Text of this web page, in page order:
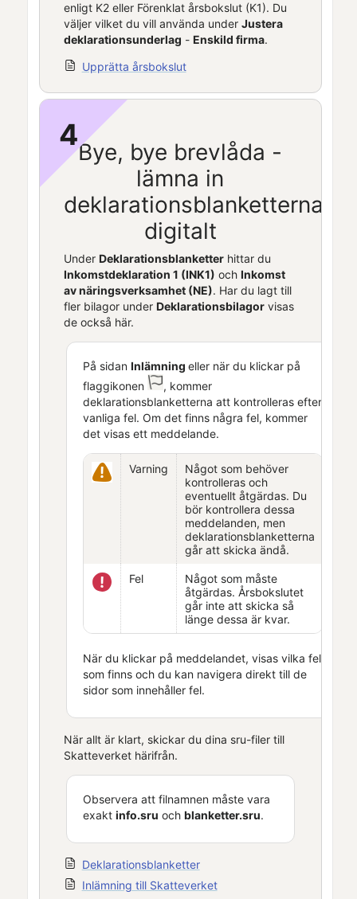
enligt K2 eller Förenklat årsbokslut(K1). Du
väljer vilket du vill använda under Justera
deklarationsunderlag - Enskild firma.
Upprätta årsbokslut
4Bye, bye brevlåda -
lämna in
deklarationsblanketterna
digitalt
Under Deklarationsblanketterhittar du
Inkomstdeklaration 1 (INK1) och Inkomst
av näringsverksamhet (NE). Har du lagt till
fler bilagor under Deklarationsbilagorvisas
de också här.
På sidan Inlämning eller när du klickar på
flaggikonen
, kommer
deklarationsblanketterna att kontrolleras efter
vanliga fel. Om det finns några fel, kommer
det visas ett meddelande.
Varning
Något som behöver
kontrolleras och
eventuellt åtgärdas. Du
bör kontrollera dessa
meddelanden, men
deklarationsblanketterna
går att skicka ändå.
Fel
Något som måste
åtgärdas. Årsbokslutet
går inte att skicka så
länge dessa är kvar.
När du klickar på meddelandet, visas vilka fel
som finns och du kan navigera direkt till de
sidor som innehåller fel.
När allt är klart, skickar du dina sru-filer till
Skatteverket härifrån.
Observera att filnamnen måste vara
exakt info.sru och blanketter.sru.
Deklarationsblanketter
Inlämning till Skatteverket